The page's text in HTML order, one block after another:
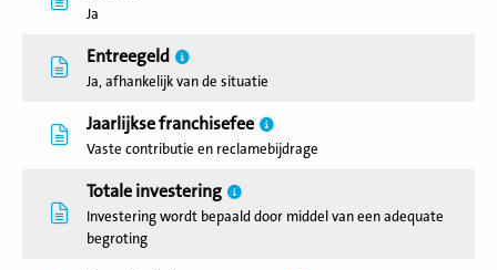
Ja
Entreegeld
Ja, afhankelijk van de situatie
Jaarlijkse franchisefee
Vaste contributie en reclamebijdrage
Totale investering
Investering wordt bepaald door middel van een adequate
begroting